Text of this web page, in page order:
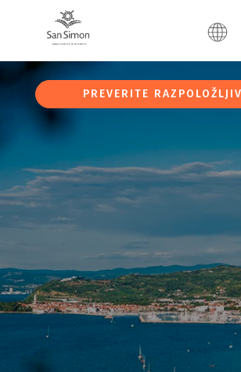
PREVERITE